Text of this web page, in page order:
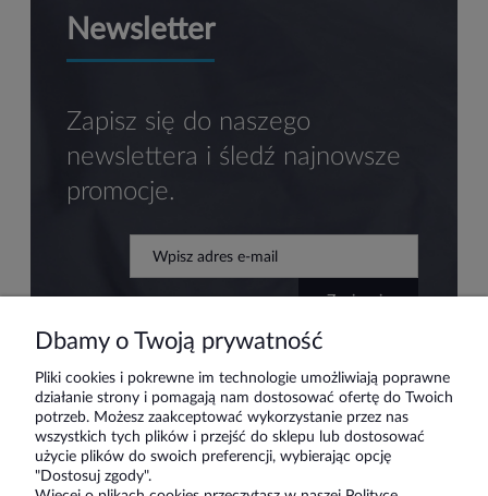
Newsletter
Zapisz się do naszego
newslettera i śledź najnowsze
promocje.
zapisz się
Pomoc
Dbamy o Twoją prywatność
Pliki cookies i pokrewne im technologie umożliwiają poprawne
działanie strony i pomagają nam dostosować ofertę do Twoich
potrzeb. Możesz zaakceptować wykorzystanie przez nas
wszystkich tych plików i przejść do sklepu lub dostosować
użycie plików do swoich preferencji, wybierając opcję
"Dostosuj zgody".